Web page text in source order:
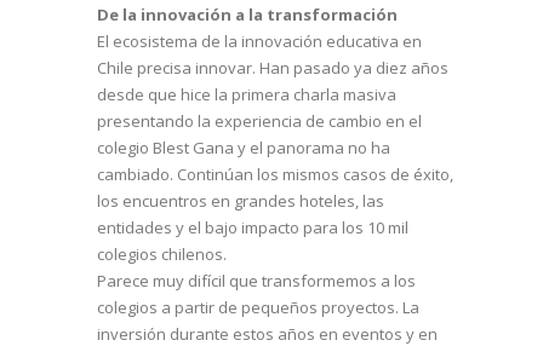
De la innovación a la transformación
El ecosistema de la innovación educativa en
Chile precisa innovar. Han pasado ya diez años
desde que hice la primera charla masiva
presentando la experiencia de cambio en el
colegio Blest Gana y el panorama no ha
cambiado. Continúan los mismos casos de éxito,
los encuentros en grandes hoteles, las
entidades y el bajo impacto para los 10 mil
colegios chilenos.
Parece muy difícil que transformemos a los
colegios a partir de pequeños proyectos. La
inversión durante estos años en eventos y en